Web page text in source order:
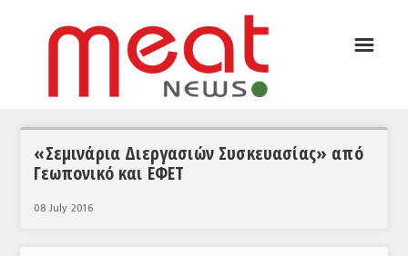
ΣΥΝΕΝΤΕΥΞΕΙΣ
ΘΕΜΑΤΑ
☰
«Σεμινάρια Διεργασιών Συσκευασίας» από
Γεωπονικό και ΕΦΕΤ
08 July 2016